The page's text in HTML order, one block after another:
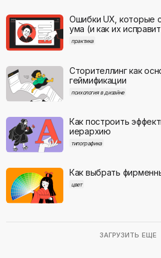
Ошибки UX, которые
ума (и как их
практика
Сторителлинг как
геймификации
психология в дизайне
Как построить
иерархию
типографика
Как выбрать
цвет
ЗАГРУЗИТЬ